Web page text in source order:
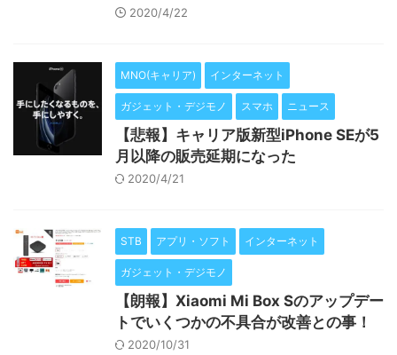
2020/4/22
MNO(キャリア) インターネット
ガジェット・デジモノ スマホ ニュース
【悲報】キャリア版新型iPhone SEが5
月以降の販売延期になった
2020/4/21
STB アプリ・ソフト インターネット
ガジェット・デジモノ
【朗報】Xiaomi Mi Box Sのアップデー
トでいくつかの不具合が改善との事！
2020/10/31